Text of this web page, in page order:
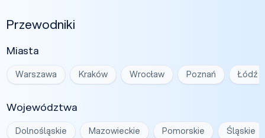
Przewodniki
Miasta
Warszawa Kraków Wrocław Poznań Łódź
Województwa
Dolnośląskie Mazowieckie Pomorskie Śląskie